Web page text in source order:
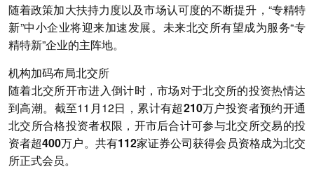
随着政策加大扶持力度以及市场认可度的不断提升，“专精特
新”中小企业将迎来加速发展。未来北交所有望成为服务“专
精特新”企业的主阵地。
机构加码布局北交所
随着北交所开市进入倒计时，市场对于北交所的投资热情达
到高潮。截至11月12日， 累计有超210万户投资者预约开通
北交所合格投资者权限，开市后合计可参与北交所交易的投
资者超400万户。共有112家证券公司获得会员资格成为北交
所正式会员。